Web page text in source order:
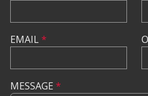
EMAIL*
MESSAGE *